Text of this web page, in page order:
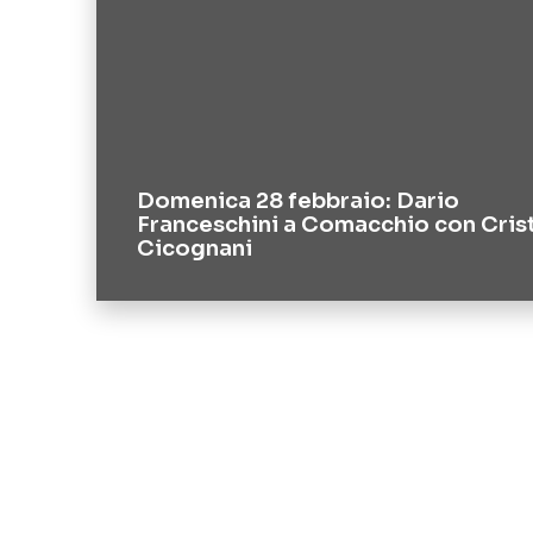
Domenica 28 febbraio: Dario
Franceschini a Comacchio con
Cicognani